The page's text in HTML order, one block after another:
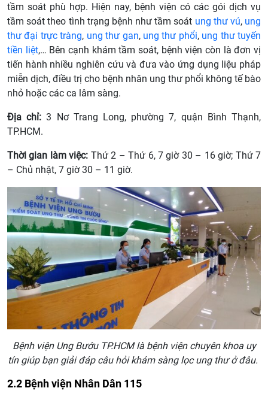
tầm soát phù hợp. Hiện nay, bệnh viện có các gói dịch vụ
tầm soát theo tình trạng bệnh như tầm soát ung thư vú, ung
thư đại trực tràng, ung thư gan, ung thư phổi, ung thư tuyến
tiền liệt,… Bên cạnh khám tầm soát, bệnh viện còn là đơn vị
tiến hành nhiều nghiên cứu và đưa vào ứng dụng liệu pháp
miễn dịch, điều trị cho bệnh nhân ung thư phổi không tế bào
nhỏ hoặc các ca lâm sàng.
Địa chỉ: 3 Nơ Trang Long, phường 7, quận Bình Thạnh,
TP.HCM.
Thời gian làm việc: Thứ 2 – Thứ 6, 7 giờ 30 – 16 giờ; Thứ 7
– Chủ nhật, 7 giờ 30 – 11 giờ.
Bệnh viện Ung Bướu TP.HCM là bệnh viện chuyên khoa uy
tín giúp bạn giải đáp câu hỏi khám sàng lọc ung thư ở đâu.
2.2 Bệnh viện Nhân Dân 115